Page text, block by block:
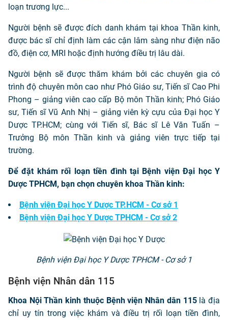
loạn trương lực...
Người bệnh sẽ được đích danh khám tại khoa Thần kinh,
được bác sĩ chỉ định làm các cận lâm sàng như điện não
đồ, điện cơ, MRI hoặc định hướng điều trị lâu dài.
Người bệnh sẽ được thăm khám bởi các chuyên gia có
trình độ chuyên môn cao như Phó Giáo sư, Tiến sĩ Cao Phi
Phong – giảng viên cao cấp Bộ môn Thần kinh; Phó Giáo
sư, Tiến sĩ Vũ Anh Nhị – giảng viên kỳ cựu của Đại học Y
Dược TP.HCM; cùng với Tiến sĩ, Bác sĩ Lê Văn Tuấn –
Trưởng Bộ môn Thần kinh và giảng viên trực tiếp tại
trường.
Để đặt khám rối loạn tiền đình tại Bệnh viện Đại học Y
Dược TPHCM, bạn chọn chuyên khoa Thần kinh:
Bệnh viện Đại học Y Dược TP.HCM - Cơ sở 1
Bệnh viện Đại học Y Dược TPHCM - Cơ sở 2
Bệnh viện Đại học Y Dược TPHCM - Cơ sở 1
Bệnh viện Nhân dân 115
Khoa Nội Thần kinh thuộc Bệnh viện Nhân dân 115là địa
chỉ uy tín trong việc khám và điều trị rối loạn tiền đình,